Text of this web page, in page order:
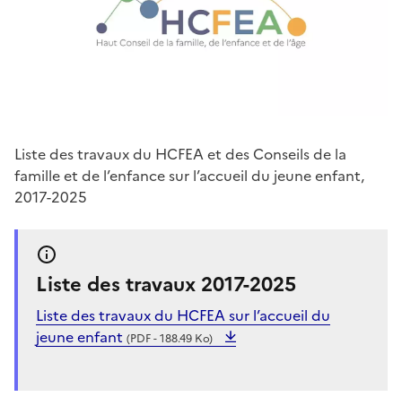
Liste des travaux du HCFEA et des Conseils de la
famille et de l’enfance sur l’accueil du jeune enfant,
2017-2025
Liste des travaux 2017-2025
Liste des travaux du HCFEA sur l’accueil du
jeune enfant (PDF - 188.49 Ko)